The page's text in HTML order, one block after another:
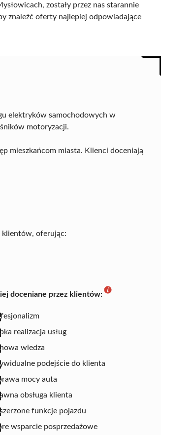
zostały przez nas starannie
znaleźć oferty najlepiej odpowiadające
elektryków samochodowych w
motoryzacji.
mieszkańcom miasta. Klienci doceniają
klientów, oferując:
doceniane przez klientów:
realizacja usług
wiedza
podejście do klienta
mocy auta
obsługa klienta
funkcje pojazdu
wsparcie posprzedażowe